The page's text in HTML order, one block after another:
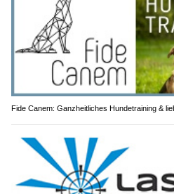
Fide Canem: Ganzheitliches Hundetraining &